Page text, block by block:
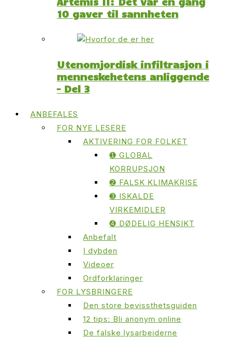
10 gaver til sannheten
Utenomjordisk infiltrasjon i
menneskehetens anliggende
– Del 3
ANBEFALES
FOR NYE LESERE
AKTIVERING FOR FOLKET
➊ GLOBAL
KORRUPSJON
➋ FALSK KLIMAKRISE
➌ ISKALDE
VIRKEMIDLER
➍ DØDELIG HENSIKT
Anbefalt
I dybden
Videoer
Ordforklaringer
FOR LYSBRINGERE
Den store bevissthetsguiden
12 tips: Bli anonym online
De falske lysarbeiderne